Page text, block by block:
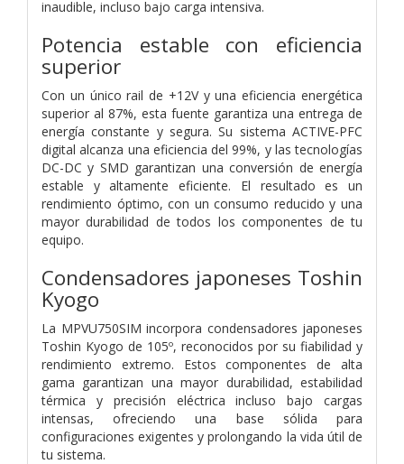
inaudible, incluso bajo carga intensiva.
Potencia estable con eficiencia
superior
Con un único rail de +12V y una eficiencia energética
superior al 87%, esta fuente garantiza una entrega de
energía constante y segura. Su sistema ACTIVE-PFC
digital alcanza una eficiencia del 99%, y las tecnologías
DC-DC y SMD garantizan una conversión de energía
estable y altamente eficiente. El resultado es un
rendimiento óptimo, con un consumo reducido y una
mayor durabilidad de todos los componentes de tu
equipo.
Condensadores japoneses Toshin
Kyogo
La MPVU750SIM incorpora condensadores japoneses
Toshin Kyogo de 105º, reconocidos por su fiabilidad y
rendimiento extremo. Estos componentes de alta
gama garantizan una mayor durabilidad, estabilidad
térmica y precisión eléctrica incluso bajo cargas
intensas, ofreciendo una base sólida para
configuraciones exigentes y prolongando la vida útil de
tu sistema.